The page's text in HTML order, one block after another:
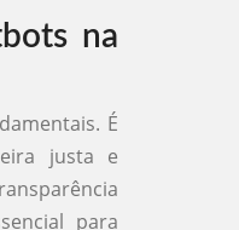
na
É
justa e
para